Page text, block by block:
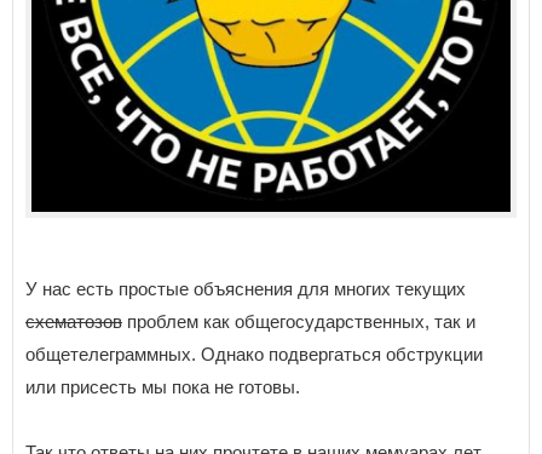
У нас есть простые объяснения для многих текущих
схематозов проблем как общегосударственных, так и
общетелеграммных. Однако подвергаться обструкции
или присесть мы пока не готовы.